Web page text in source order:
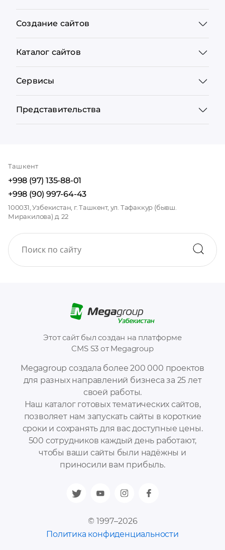
Megagroup создала более 200 000 проектов
для разных направлений бизнеса за 25 лет
своей работы.
Наш каталог готовых тематических сайтов,
позволяет нам запускать сайты в короткие
сроки и сохранять для вас доступные цены.
500 сотрудников каждый день работают,
чтобы ваши сайты были надёжны и
приносили вам прибыль.
© 1997–2026
Политика конфиденциальности
Этот сайт был создан на платформе
CMS S3 от Megagroup
Создание сайтов
Каталог сайтов
Сервисы
Представительства
Ташкент
+998 (97) 135-88-01
+998 (90) 997-64-43
100031, Узбекистан, г. Ташкент, ул. Тафаккур (бывш.
Миракилова) д. 22